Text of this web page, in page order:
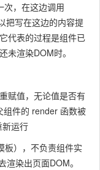
次，在这边调用
把写在这边的内容提
代表的过程是组件已
未渲染DOM时。
赋值，无论值是否有
组件的 render 函数被
运行
板），不负责组件实
染出页面DOM。